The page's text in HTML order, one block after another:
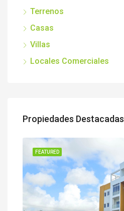
Terrenos
Casas
Villas
Locales Comerciales
Propiedades Destacadas
FEATURED